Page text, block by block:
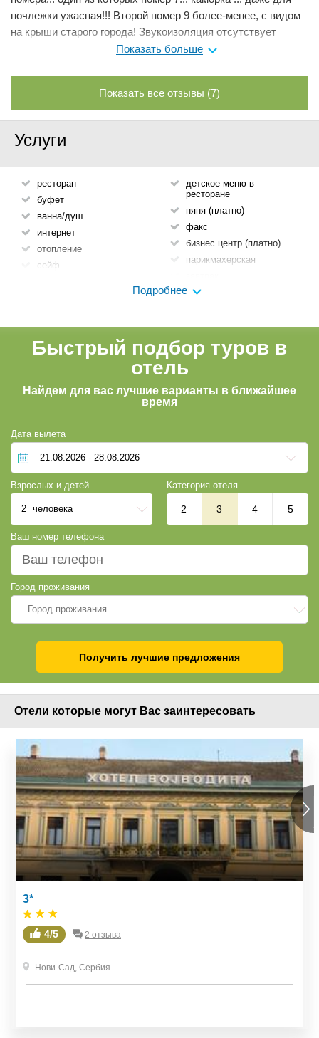
ночлежки ужасная!!! Второй номер 9 более-менее, с видом
на крыши старого города! Звукоизоляция отсутствует
совершенно! Как с наружи (в ресторане во дворике шум
Сложно сказать... останавливались всего на одну ночь...
Показать больше
Показать все отзывы (7)
Услуги
ресторан
буфет
ванна/душ
интернет
отопление
сейф
детское меню в
ресторане
няня (платно)
факс
бизнес центр (платно)
парикмахерская
обмен валют
прачечная (платно)
химчистка (платно)
трансфер (платно)
Автостоянка
Бар
Подробнее
Быстрый подбор туров в
отель
Найдем для вас лучшие варианты в ближайшее
время
Дата вылета
Взрослых и детей
2 человека
Категория отеля
2 3 4 5
Ваш номер телефона
Город проживания
Город проживания
Получить лучшие предложения
Отели которые могут Вас заинтересовать
3*
4/5 2 отзыва
Нови-Сад, Сербия
3*
0 отзывов
Нови-Сад, Сербия